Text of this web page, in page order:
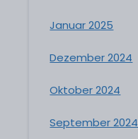
Januar 2025
Dezember 2024
Oktober 2024
September 2024